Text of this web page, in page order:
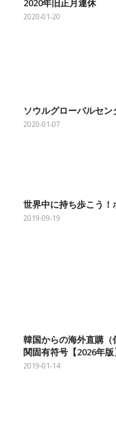
2020年旧正月連休
2020-01-20
ソウルグローバルセ
2020-01-07
世界中に持ち歩こう
2019-09-19
韓国からの海外直購
関固有符号【2026年版
2019-01-14